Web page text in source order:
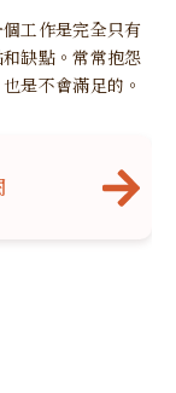
工作是完全只有
缺點。常常抱怨
是不會滿足的。